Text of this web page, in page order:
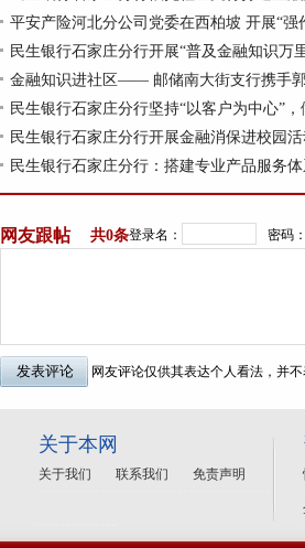
平安产险河北分公司党委在西柏坡 开展“强
民生银行石家庄分行开展“普及金融知识万
金融知识进社区—— 邮储南大街支行携手
民生银行石家庄分行坚持“以客户为中心”，
民生银行石家庄分行开展金融消保进校园活
民生银行石家庄分行：搭建专业产品服务
网友跟帖 共0条登录名： 密码：
网友评论仅供其表达个人看法，并
关于本网
关于我们 联系我们 免责声明